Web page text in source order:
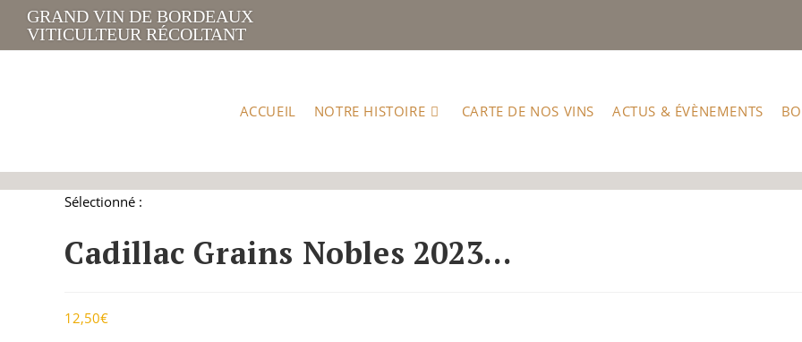
GRAND VIN DE BORDEAUX
VITICULTEUR RÉCOLTANT
ACCUEIL NOTRE HISTOIRE CARTE DE NOS VINS ACTUS & ÉVÈNEMENTS
Sélectionné :
Cadillac Grains Nobles 2023…
12,50€